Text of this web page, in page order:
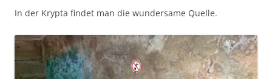
In der Krypta findet man die wundersame Quelle.